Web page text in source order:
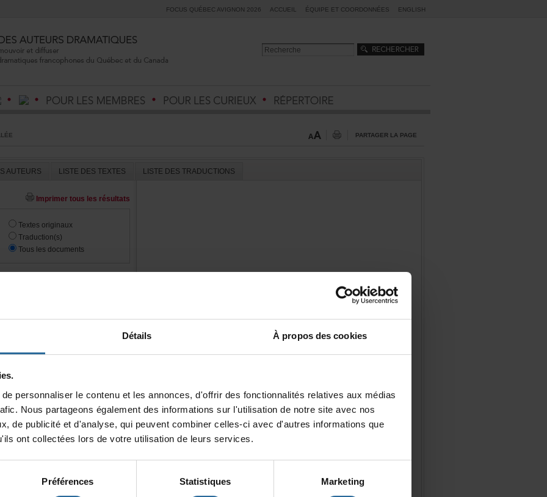
Détails Àproposdescookies
ciavecd'autresinformationsque
Préférences Statistiques Marketing
FOCUSQUÉBECAVIGNON2026 ACCUEIL ÉQUIPEETCOORDONNÉES ENGLISH
PARTAGERLAPAGE
LISTEDESTEXTES LISTEDESTRADUCTIONS
Imprimertouslesrésultats
Textesoriginaux
Traduction(s)
Touslesdocuments
Enfants